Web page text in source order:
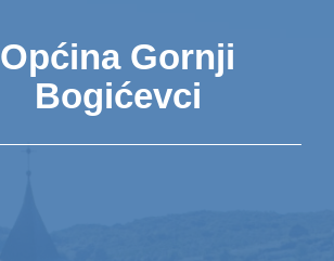
Općina Gornji
Bogićevci